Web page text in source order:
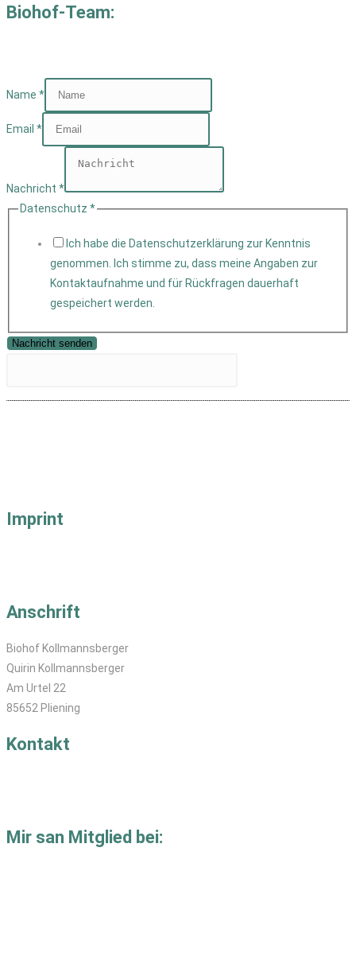
Biohof-Team:
Name *
Email *
Nachricht *
Datenschutz *
Ich habe die Datenschutzerklärung zur Kenntnis
genommen. Ich stimme zu, dass meine Angaben zur
Kontaktaufnahme und für Rückfragen dauerhaft
gespeichert werden.
Nachricht senden
Imprint
Anschrift
Biohof Kollmannsberger
Quirin Kollmannsberger
Am Urtel 22
85652 Pliening
Kontakt
Mir san Mitglied bei: